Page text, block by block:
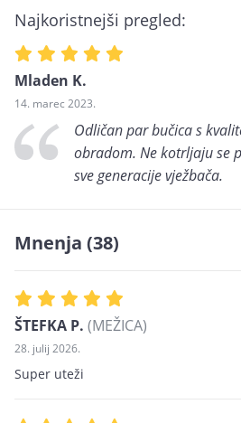
Najkoristnejši pregled:
Mladen K.
14. marec 2023.
Odličan par bučica s
obradom. Ne kotrljaju se
sve generacije vježbača.
Mnenja (38)
ŠTEFKA P. (MEŽICA)
28. julij 2026.
Super uteži